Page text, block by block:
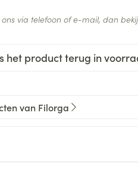
het product terug in
via telefoon of e-mail, dan
van Filorga